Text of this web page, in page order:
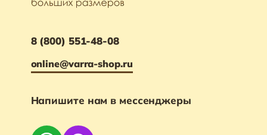
8 (800) 551-48-08
online@varra-shop.ru
Напишите нам в мессенджеры